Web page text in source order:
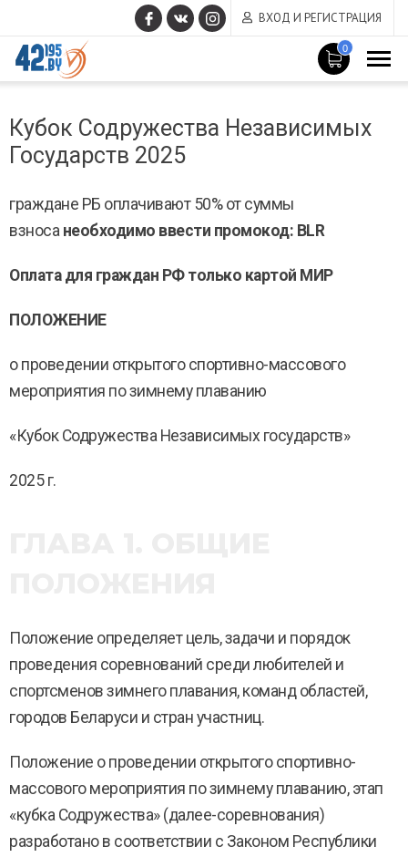
ВХОД И РЕГИСТРАЦИЯ
0
MAIN
CONTENT
14,
2017
Кубок Содружества Независимых
Государств 2025
граждане РБ оплачивают 50% от суммы
взноса необходимо ввести промокод: BLR
Оплата для граждан РФ только картой МИР
ПОЛОЖЕНИЕ
о проведении открытого спортивно-массового
мероприятия по зимнему плаванию
«Кубок Содружества Независимых государств»
2025 г.
Положение определяет цель, задачи и порядок
проведения соревнований среди любителей и
спортсменов зимнего плавания, команд областей,
городов Беларуси и стран участниц.
Положение о проведении открытого спортивно-
массового мероприятия по зимнему плаванию, этап
«кубка Содружества» (далее-соревнования)
разработано в соответствии с Законом Республики